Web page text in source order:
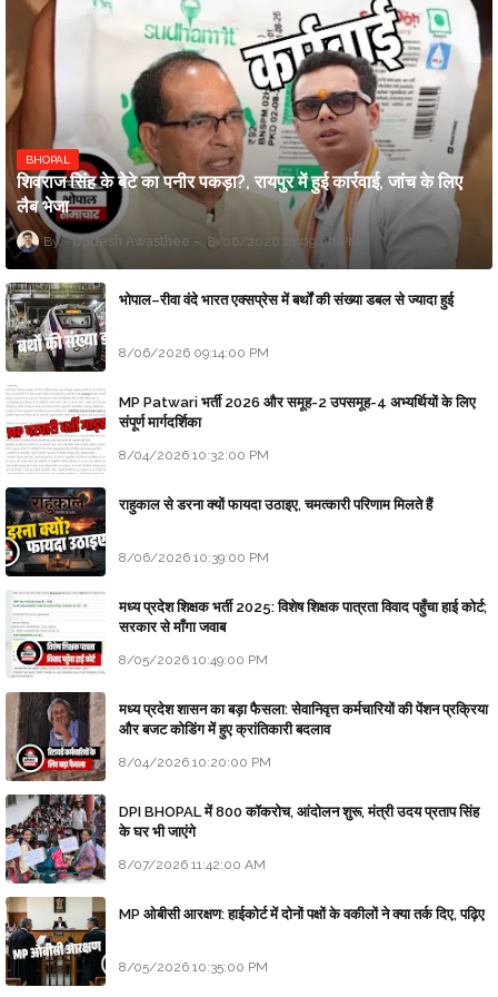
BHOPAL
शिवराज सिंह के बेटे का पनीर पकड़ा?, रायपुर में हुई कार्रवाई, जांच के लिए
लैब भेजा
Updesh Awasthee 8/06/2026 10:09:00 PM
भोपाल–रीवा वंदे भारत एक्सप्रेस में बर्थों की संख्या डबल से ज्यादा हुई
8/06/2026 09:14:00 PM
MP Patwari भर्ती 2026 और समूह-2 उपसमूह-4 अभ्यर्थियों के लिए
संपूर्ण मार्गदर्शिका
8/04/2026 10:32:00 PM
राहुकाल से डरना क्यों फायदा उठाइए, चमत्कारी परिणाम मिलते हैं
8/06/2026 10:39:00 PM
मध्य प्रदेश शिक्षक भर्ती 2025: विशेष शिक्षक पात्रता विवाद पहुँचा हाई कोर्ट;
सरकार से माँगा जवाब
8/05/2026 10:49:00 PM
मध्य प्रदेश शासन का बड़ा फैसला: सेवानिवृत्त कर्मचारियों की पेंशन प्रक्रिया
और बजट कोडिंग में हुए क्रांतिकारी बदलाव
8/04/2026 10:20:00 PM
DPI BHOPAL में 800 कॉकरोच, आंदोलन शुरू, मंत्री उदय प्रताप सिंह
के घर भी जाएंगे
8/07/2026 11:42:00 AM
MP ओबीसी आरक्षण: हाईकोर्ट में दोनों पक्षों के वकीलों ने क्या तर्क दिए, पढ़िए
8/05/2026 10:35:00 PM